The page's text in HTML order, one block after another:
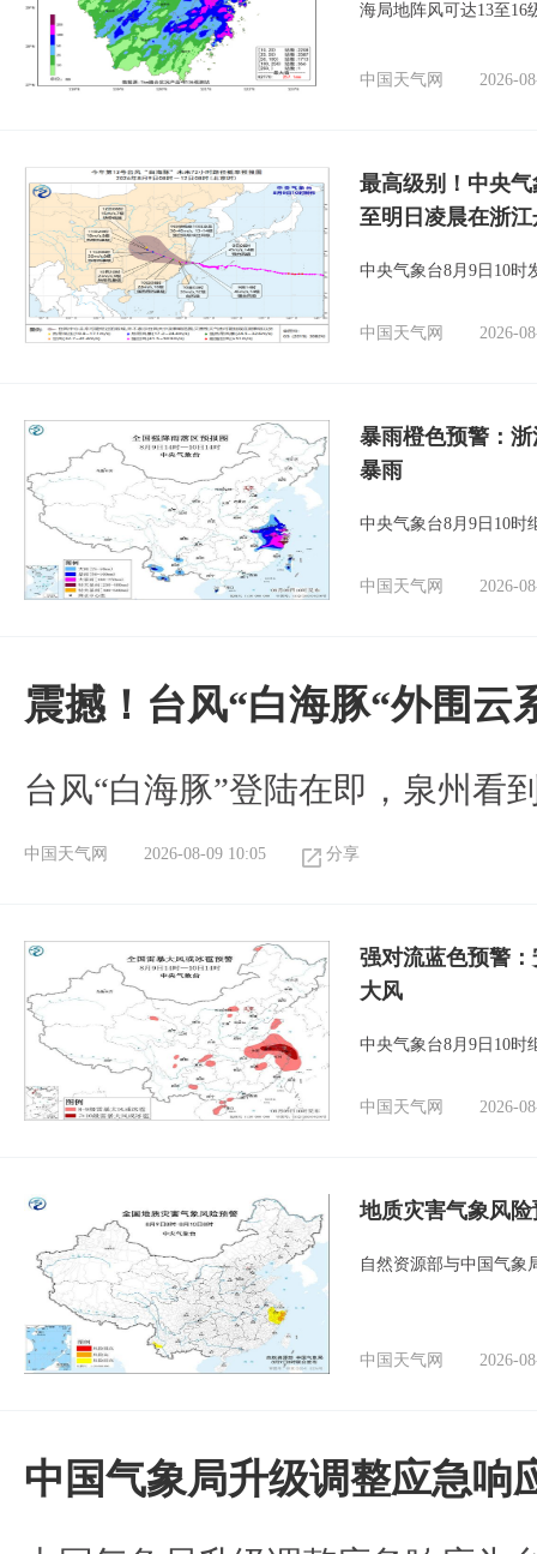
海局地阵风可达13至16
中国天气网 2026-
最高级别！中央
至明日凌晨在浙
中央气象台8月9日10时
中国天气网 2026-
暴雨橙色预警：
暴雨
中央气象台8月9日10时
中国天气网 2026-
震撼！台风“白海豚“外围云
台风“白海豚”登陆在即，泉州看
中国天气网 2026-08-09 10:05 分享
强对流蓝色预警
大风
中央气象台8月9日10时
中国天气网 2026-
地质灾害气象风
自然资源部与中国气象
中国天气网 2026-
中国气象局升级调整应急响